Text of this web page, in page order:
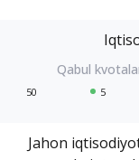
50 5
Jahon